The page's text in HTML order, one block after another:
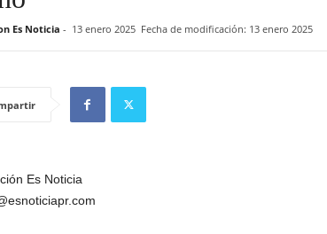
Es Noticia - 13 enero 2025 Fecha de modificación: 13 enero 2025
Es Noticia